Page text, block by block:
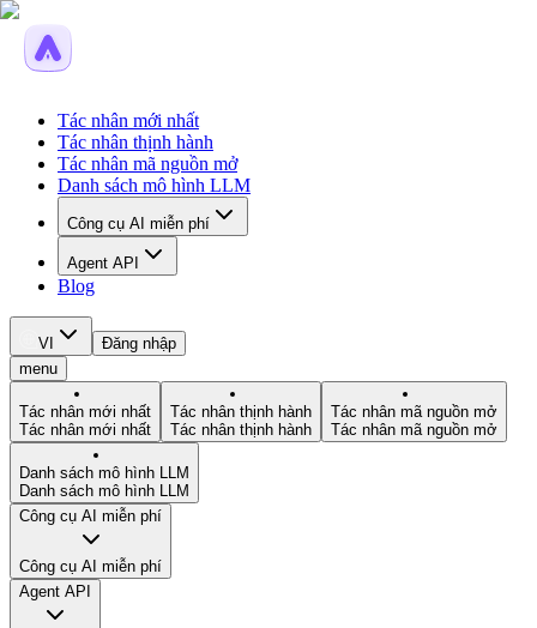
Tác nhân mới nhất
Tác nhân thịnh hành
Tác nhân mã nguồn mở
Danh sách mô hình LLM
Công cụ AI miễn phí
Agent API
Blog
VI
Đăng nhập
menu
Tác nhân mới nhất
Tác nhân mới nhất
Tác nhân thịnh hành
Tác nhân thịnh hành
Tác nhân mã nguồn mở
Tác nhân mã nguồn mở
Danh sách mô hình LLM
Danh sách mô hình LLM
Công cụ AI miễn phí
Công cụ AI miễn phí
Agent API